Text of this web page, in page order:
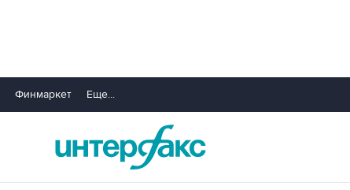
Финмаркет Еще...